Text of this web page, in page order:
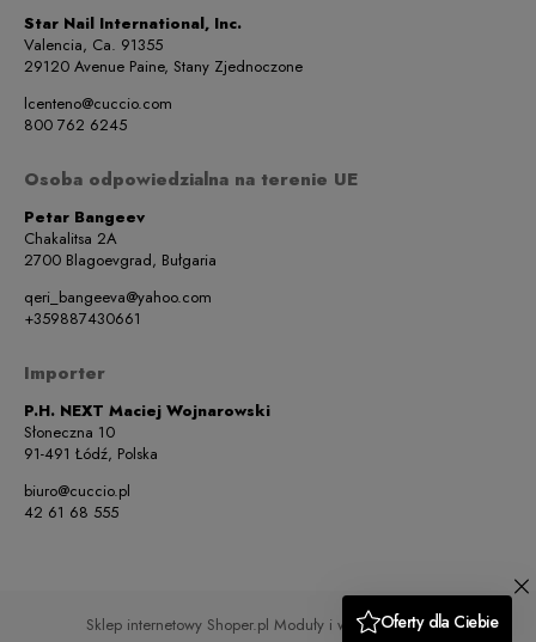
Star Nail International, Inc.
Valencia, Ca. 91355
29120 Avenue Paine, Stany Zjednoczone
lcenteno@cuccio.com
800 762 6245
Osoba odpowiedzialna na terenie UE
Petar Bangeev
Chakalitsa 2A
2700 Blagoevgrad, Bułgaria
qeri_bangeeva@yahoo.com
+359887430661
Importer
P.H. NEXT Maciej Wojnarowski
Słoneczna 10
91-491 Łódź, Polska
biuro@cuccio.pl
42 61 68 555
Sklep internetowy Shoper.pl Moduły i wtyczki imodules